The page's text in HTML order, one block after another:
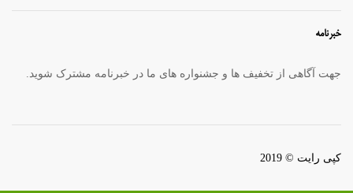
خبرنامه
جهت آگاهی از تخفیف ها و جشنواره های ما در خبرنامه مشترک شوید.
کپی رایت © 2019